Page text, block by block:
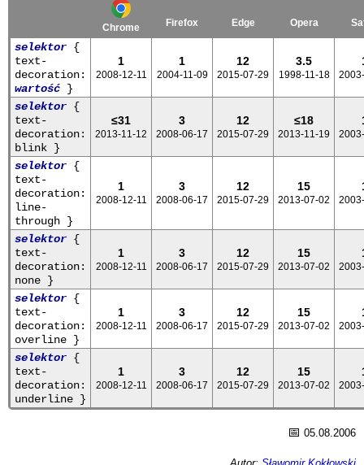
Chrome Firefox Edge Opera
selektor {
text-
decoration:
wartość }
1
2008-12-11
1
2004-11-09
12
2015-07-29
3.5
1998-11-18
selektor {
text-
decoration:
blink }
≤31
2013-11-12
3
2008-06-17
12
2015-07-29
≤18
2013-11-19
selektor {
text-
decoration:
line-
through }
1
2008-12-11
3
2008-06-17
12
2015-07-29
15
2013-07-02
selektor {
text-
decoration:
none }
1
2008-12-11
3
2008-06-17
12
2015-07-29
15
2013-07-02
selektor {
text-
decoration:
overline }
1
2008-12-11
3
2008-06-17
12
2015-07-29
15
2013-07-02
selektor {
text-
decoration:
underline }
1
2008-12-11
3
2008-06-17
12
2015-07-29
15
2013-07-02
📅 05.08.2006